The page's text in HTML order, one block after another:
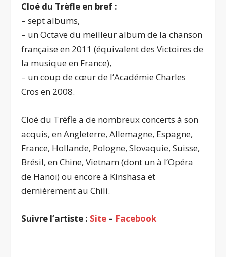
Cloé du Trèfle en bref :
– sept albums,
– un Octave du meilleur album de la chanson
française en 2011 (équivalent des Victoires de
la musique en France),
– un coup de cœur de l’Académie Charles
Cros en 2008.
Cloé du Trèfle a de nombreux concerts à son
acquis, en Angleterre, Allemagne, Espagne,
France, Hollande, Pologne, Slovaquie, Suisse,
Brésil, en Chine, Vietnam (dont un à l’Opéra
de Hanoï) ou encore à Kinshasa et
dernièrement au Chili.
Suivre l’artiste : Site – Facebook